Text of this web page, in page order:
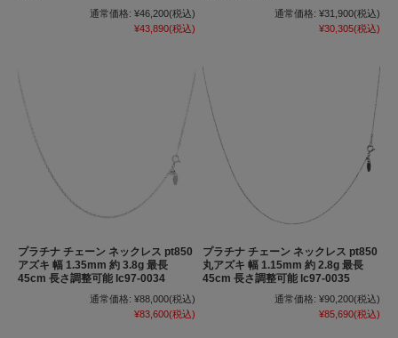
通常価格: ¥46,200(税込)
¥43,890(税込)
通常価格: ¥31,900(税込)
¥30,305(税込)
プラチナ チェーン ネックレス pt850
アズキ 幅 1.35mm 約 3.8g 最長
45cm 長さ調整可能 lc97-0034
通常価格: ¥88,000(税込)
¥83,600(税込)
プラチナ チェーン ネックレス pt850
丸アズキ 幅 1.15mm 約 2.8g 最長
45cm 長さ調整可能 lc97-0035
通常価格: ¥90,200(税込)
¥85,690(税込)